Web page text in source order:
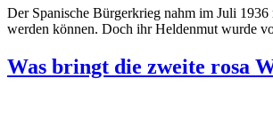
Der Spanische Bürgerkrieg nahm im Juli
werden können. Doch ihr Heldenmut wurde
Was bringt die zweite rosa